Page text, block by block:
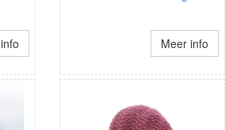
Meer info